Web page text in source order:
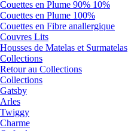
Couettes en Plume 90% 10%
Couettes en Plume 100%
Couettes en Fibre anallergique
Couvres Lits
Housses de Matelas et Surmatelas
Collections
Retour au Collections
Collections
Gatsby
Arles
Twiggy
Charme